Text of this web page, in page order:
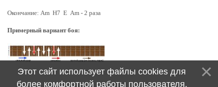
Окончание: Am H7 E Am - 2 раза
Примерный вариант боя:
Этот сайт использует файлы cookies для
более комфортной работы пользователя.